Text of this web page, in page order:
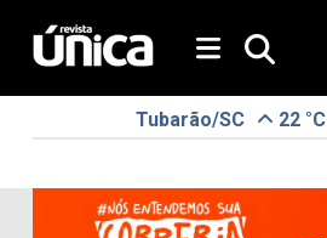
Tubarão/SC 22 °C